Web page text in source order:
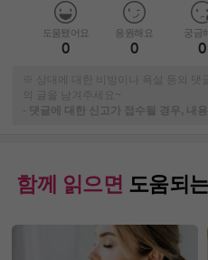
도움됐어요
0
응원해요
0
궁금
0
※ 상대에 대한 비방이나 욕설 등의 댓
의 글을 남겨주세요~
-
댓글에 대한 신고가 접수될 경우, 내
함께 읽으면 도움되